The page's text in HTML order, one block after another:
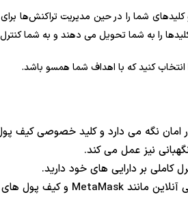
شما را در حین مدیریت تراکنش‌ها
را به شما تحویل می دهند و به شما
انتخاب کنید که با اهداف شما همسو باشد.
نگه می دارد و کلید خصوصی کیف
نیز عمل می کند.
کاملی بر دارایی های خود دارید.